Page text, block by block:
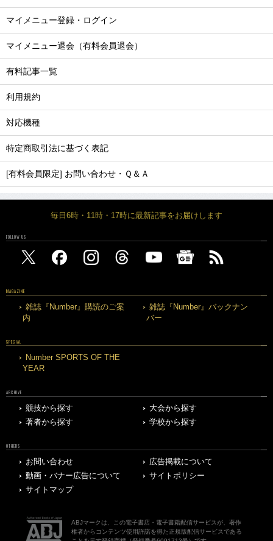
マイメニュー登録・ログイン
マイメニュー退会（有料会員退会）
有料記事一覧
利用規約
対応機種
特定商取引法に基づく表記
[有料会員限定] お問い合わせ・Ｑ＆Ａ
毎日6時・11時・17時に最新記事をお届けします
FOLLOW US
MAGAZINE
雑誌『Number』購読のご案
内
雑誌『Number』バックナン
バー
SPECIAL
Number SPORTS OF THE
YEAR
ARCHIVE
競技から探す
大会から探す
著者から探す
学校から探す
OTHERS
お問い合わせ
広告掲載について
動画・バナー広告について
サイトポリシー
サイトマップ
ABJマークは、この電子書店・電子書籍配信サービスが、著作
権者からコンテンツ使用許諾を得た正規版配信サービスである